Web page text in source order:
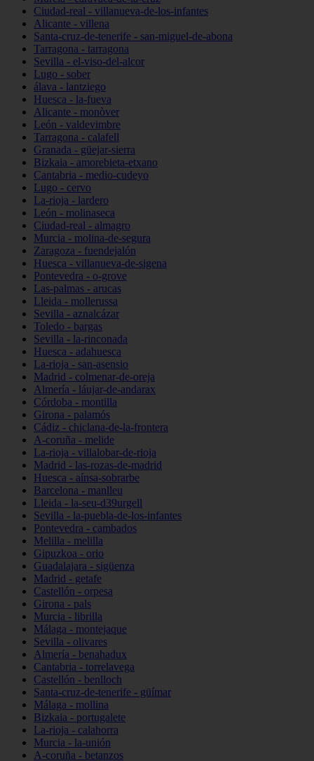
Ciudad-real - villanueva-de-los-infantes
Alicante - villena
Santa-cruz-de-tenerife - san-miguel-de-abona
Tarragona - tarragona
Sevilla - el-viso-del-alcor
Lugo - sober
álava - lantziego
Huesca - la-fueva
Alicante - monòver
León - valdevimbre
Tarragona - calafell
Granada - güejar-sierra
Bizkaia - amorebieta-etxano
Cantabria - medio-cudeyo
Lugo - cervo
La-rioja - lardero
León - molinaseca
Ciudad-real - almagro
Murcia - molina-de-segura
Zaragoza - fuendejalón
Huesca - villanueva-de-sigena
Pontevedra - o-grove
Las-palmas - arucas
Lleida - mollerussa
Sevilla - aznalcázar
Toledo - bargas
Sevilla - la-rinconada
Huesca - adahuesca
La-rioja - san-asensio
Madrid - colmenar-de-oreja
Almería - láujar-de-andarax
Córdoba - montilla
Girona - palamós
Cádiz - chiclana-de-la-frontera
A-coruña - melide
La-rioja - villalobar-de-rioja
Madrid - las-rozas-de-madrid
Huesca - aínsa-sobrarbe
Barcelona - manlleu
Lleida - la-seu-d39urgell
Sevilla - la-puebla-de-los-infantes
Pontevedra - cambados
Melilla - melilla
Gipuzkoa - orio
Guadalajara - sigüenza
Madrid - getafe
Castellón - orpesa
Girona - pals
Murcia - librilla
Málaga - montejaque
Sevilla - olivares
Almería - benahadux
Cantabria - torrelavega
Castellón - benlloch
Santa-cruz-de-tenerife - güímar
Málaga - mollina
Bizkaia - portugalete
La-rioja - calahorra
Murcia - la-unión
A-coruña - betanzos